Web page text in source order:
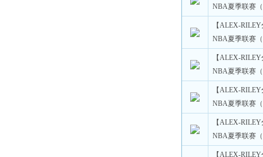
NBA夏季联赛
【ALEX-
NBA夏季联赛
【ALEX-
NBA夏季联赛
【ALEX-
NBA夏季联赛
【ALEX-
NBA夏季联赛
【ALEX-